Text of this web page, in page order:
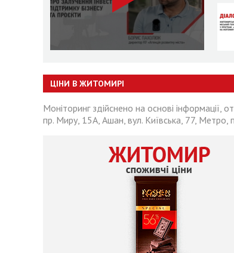
ЦІНИ В ЖИТОМИРІ
Моніторинг здійснено на основі
пр. Миру, 15А, Ашан, вул. Київська, 77, Метро,